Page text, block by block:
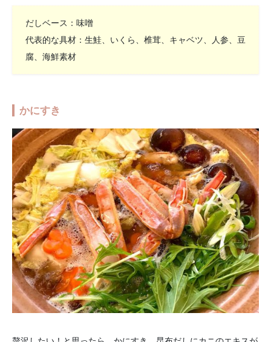
だしベース：味噌
代表的な具材：生鮭、いくら、椎茸、キャベツ、人参、豆
腐、海鮮素材
かにすき